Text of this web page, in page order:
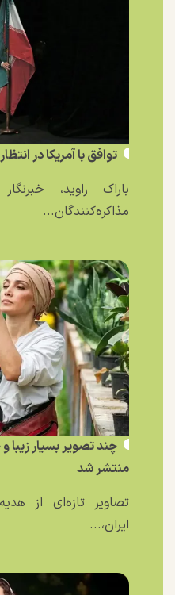
توافق با آمریکا در
باراک راوید،
مذاکره‌کنندگان...
چند تصویر بسیار زیبا
منتشر شد
تصاویر تازه‌ای از
ایران،...